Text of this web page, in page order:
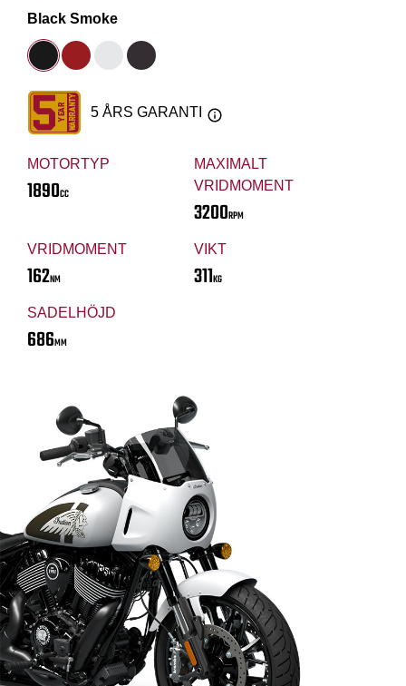
MOTORTYP
1890CC
MAXIMALT
VRIDMOMENT
3200RPM
VRIDMOMENT
162NM
VIKT
311KG
SADELHÖJD
686MM
Black Smoke
5 ÅRS GARANTI